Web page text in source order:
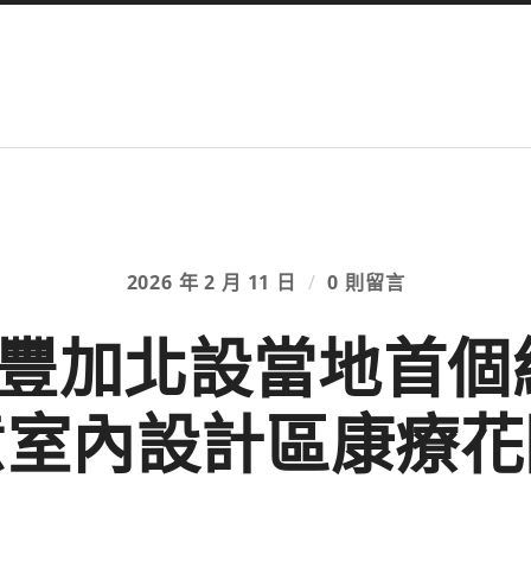
2026 年 2 月 11 日 / 0 則留言
加北設當地首
內設計區康療